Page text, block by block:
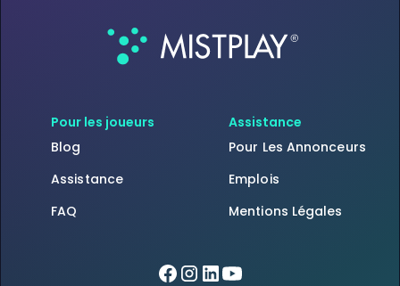
Pour les joueurs
Blog
Assistance
FAQ
Assistance
Pour Les Annonceurs
Emplois
Mentions Légales